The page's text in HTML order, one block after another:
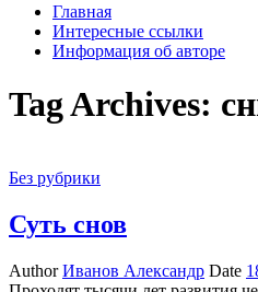
Главная
Интересные ссылки
Информация об авторе
Tag Archives:
Без рубрики
Суть снов
AuthorИванов Александр Date